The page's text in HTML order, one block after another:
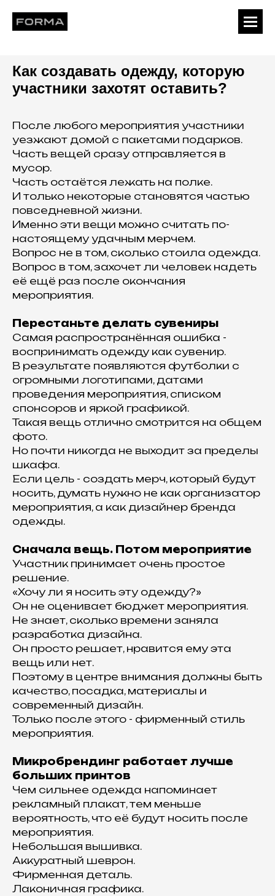
Как создавать одежду, которую
участники захотят оставить?
После любого мероприятия участники
уезжают домой с пакетами подарков.
Часть вещей сразу отправляется в
мусор.
Часть остаётся лежать на полке.
И только некоторые становятся частью
повседневной жизни.
Именно эти вещи можно считать по-
настоящему удачным мерчем.
Вопрос не в том, сколько стоила одежда.
Вопрос в том, захочет ли человек надеть
её ещё раз после окончания
мероприятия.
Перестаньте делать сувениры
Самая распространённая ошибка -
воспринимать одежду как сувенир.
В результате появляются футболки с
огромными логотипами, датами
проведения мероприятия, списком
спонсоров и яркой графикой.
Такая вещь отлично смотрится на общем
фото.
Но почти никогда не выходит за пределы
шкафа.
Если цель - создать мерч, который будут
носить, думать нужно не как организатор
мероприятия, а как дизайнер бренда
одежды.
Сначала вещь. Потом мероприятие
Участник принимает очень простое
решение.
«Хочу ли я носить эту одежду?»
Он не оценивает бюджет мероприятия.
Не знает, сколько времени заняла
разработка дизайна.
Он просто решает, нравится ему эта
вещь или нет.
Поэтому в центре внимания должны быть
качество, посадка, материалы и
современный дизайн.
Только после этого - фирменный стиль
мероприятия.
Микробрендинг работает лучше
больших принтов
Чем сильнее одежда напоминает
рекламный плакат, тем меньше
вероятность, что её будут носить после
мероприятия.
Небольшая вышивка.
Аккуратный шеврон.
Фирменная деталь.
Лаконичная графика.